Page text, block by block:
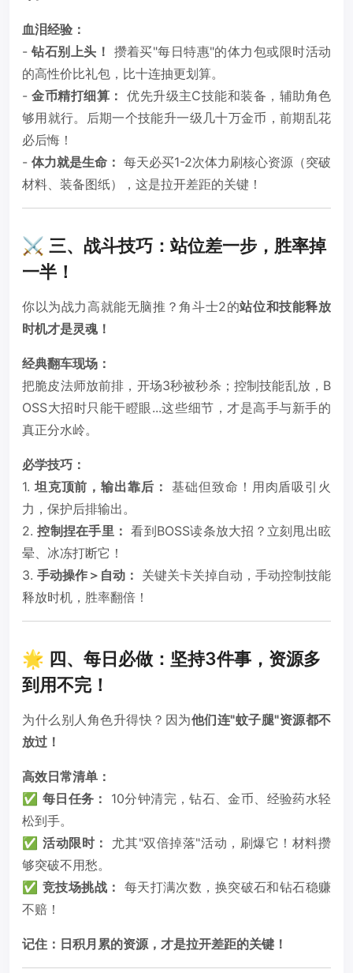
血泪经验：
-钻石别上头！ 攒着买"每日特惠"的体力包或限时活动
的高性价比礼包，比十连抽更划算。
-金币精打细算： 优先升级主C技能和装备，辅助角色
够用就行。后期一个技能升一级几十万金币，前期乱花
必后悔！
- 体力就是生命： 每天必买1-2次体力刷核心资源（突破
材料、装备图纸），这是拉开差距的关键！
⚔️ 三、战斗技巧：站位差一步，胜率掉
一半！
你以为战力高就能无脑推？角斗士2的站位和技能释放
时机才是灵魂！
经典翻车现场：
把脆皮法师放前排，开场3秒被秒杀；控制技能乱放，B
OSS大招时只能干瞪眼...这些细节，才是高手与新手的
真正分水岭。
必学技巧：
1. 坦克顶前，输出靠后： 基础但致命！用肉盾吸引火
力，保护后排输出。
2.控制捏在手里： 看到BOSS读条放大招？立刻甩出眩
晕、冰冻打断它！
3. 手动操作＞自动： 关键关卡关掉自动，手动控制技能
释放时机，胜率翻倍！
🌟 四、每日必做：坚持3件事，资源多
到用不完！
为什么别人角色升得快？因为他们连"蚊子腿"资源都不
放过！
高效日常清单：
✅ 每日任务：
10分钟清完，钻石、金币、经验药水轻
松到手。
✅活动限时：
尤其"双倍掉落"活动，刷爆它！材料攒
够突破不用愁。
✅ 竞技场挑战： 每天打满次数，换突破石和钻石稳赚
不赔！
记住：日积月累的资源，才是拉开差距的关键！